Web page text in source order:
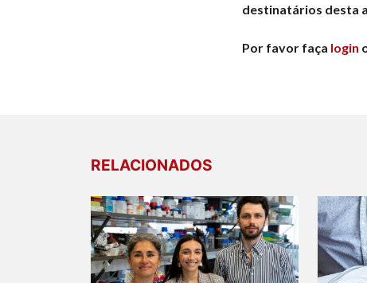
destinatários desta
Por favor faça login
RELACIONADOS